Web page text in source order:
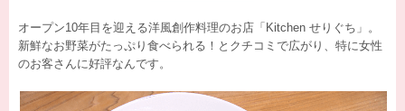
オープン10年目を迎える洋風創作料理のお店「Kitchen せりぐち」。
新鮮なお野菜がたっぷり食べられる！とクチコミで広がり、特に女性
のお客さんに好評なんです。